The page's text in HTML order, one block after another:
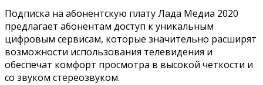
Подписка на абонентскую плату Лада Медиа 2020
предлагает абонентам доступ к уникальным
цифровым сервисам, которые значительно расширят
возможности использования телевидения и
обеспечат комфорт просмотра в высокой четкости и
со звуком стереозвуком.